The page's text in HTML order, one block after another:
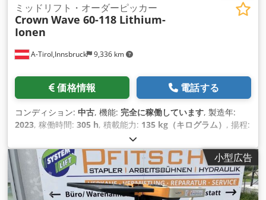
A-Tirol,Innsbruck 9,336 km
ミッドリフト・オーダーピッカー
Crown Wave 60-118 Lithium-
Ionen
価格情報 電話する
コンディション: 中古, 機能: 完全に稼働しています, 製造年:
2023, 稼働時間: 305 h, 積載能力: 135 kg（キログラム） , 揚程:
, マスト型式:
設高:1,385 mm, 空車重量:640 kg（キログラム）, 全長:
1,525 mm, 駆動方式:Elektro, 建設幅:750 mm, 小型広告